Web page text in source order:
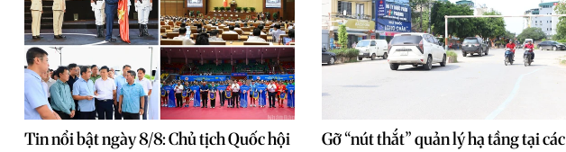
Tin nổi bật ngày 8/8: Chủ tịch Quốc hội
Gỡ “nút thắt” quản lý hạ tầng tại các